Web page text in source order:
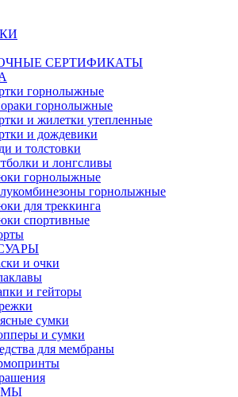
СЕРТИФИКАТЫ
горнолыжные
горнолыжные
и жилетки утепленные
и дождевики
и толстовки
и лонгсливы
горнолыжные
горнолыжные
для треккинга
спортивные
и очки
и гейторы
сумки
и сумки
для мембраны